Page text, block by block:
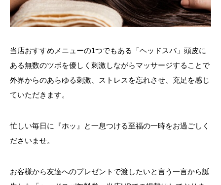
当店おすすめメニューの1つでもある「ヘッドスパ」頭皮に
ある無数のツボを優しく刺激しながらマッサージすることで
外界からのあらゆる刺激、ストレスを忘れさせ、充足を感じ
ていただきます。
忙しい毎日に『ホッ』と一息つける至福の一時をお過ごしく
ださいませ。
お客様から友達へのプレゼントで渡したいと言う一言から誕